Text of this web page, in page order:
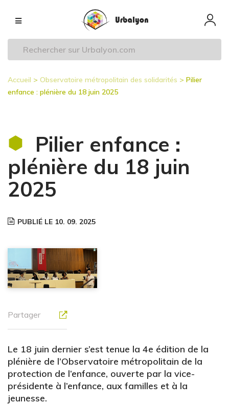
principal
Navigation
principale
Fil
Accueil Observatoire métropolitain des solidarités
Pilier
enfance : plénière du 18 juin 2025
Pilier enfance :
plénière du 18 juin
2025
PUBLIÉ LE 10. 09. 2025
Partager
Le 18 juin dernier s’est tenue la 4e édition de la
plénière de l’Observatoire métropolitain de la
protection de l’enfance, ouverte par la vice-
présidente à l’enfance, aux familles et à la
jeunesse.